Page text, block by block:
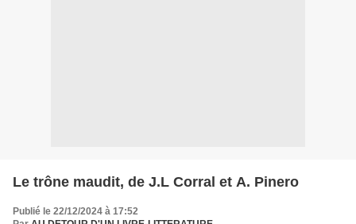
Le trône maudit, de J.L Corral et A. Pinero
Publié le 22/12/2024 à 17:52